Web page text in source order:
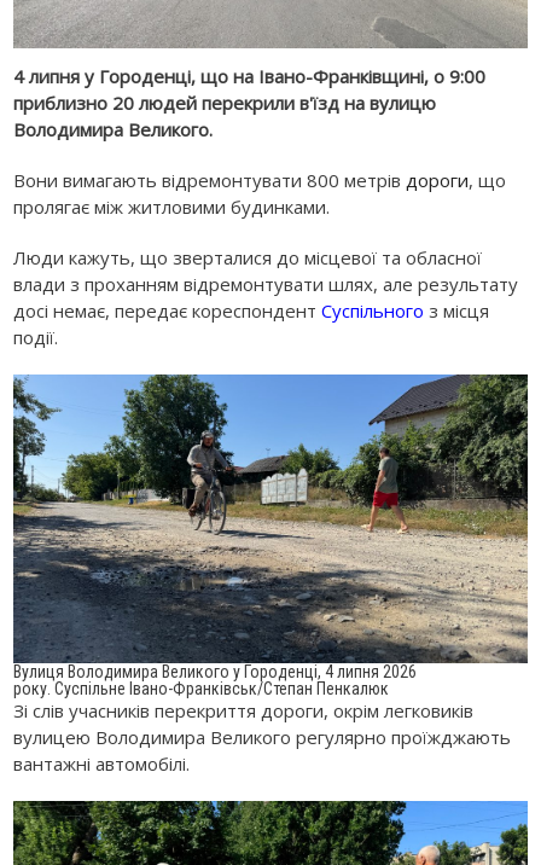
4 липня у Городенці, що на Івано-Франківщині, о 9:00
приблизно 20 людей перекрили в'їзд на вулицю
Володимира Великого.
Вони вимагають відремонтувати 800 метрів дороги, що
пролягає між житловими будинками.
Люди кажуть, що зверталися до місцевої та обласної
влади з проханням відремонтувати шлях, але результату
досі немає, передає кореспондентСуспільного з місця
події.
Вулиця Володимира Великого у Городенці, 4 липня 2026
року. Суспільне Івано-Франківськ/Степан Пенкалюк
Зі слів учасників перекриття дороги, окрім легковиків
вулицею Володимира Великого регулярно проїжджають
вантажні автомобілі.